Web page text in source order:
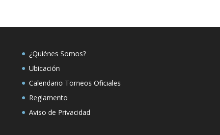
¿Quiénes Somos?
Ubicación
Calendario Torneos Oficiales
Reglamento
Aviso de Privacidad